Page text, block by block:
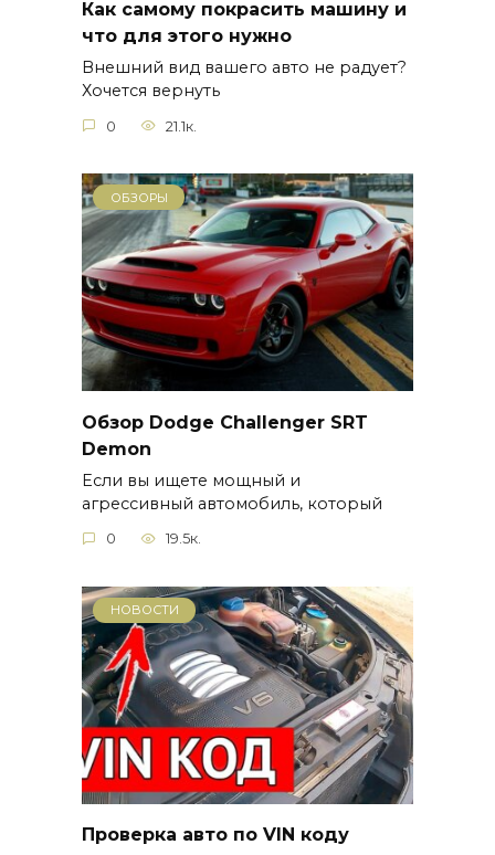
Как самому покрасить машину и
что для этого нужно
Внешний вид вашего авто не радует?
Хочется вернуть
0 21.1к.
ОБЗОРЫ
Обзор Dodge Challenger SRT
Demon
Если вы ищете мощный и
агрессивный автомобиль, который
0 19.5к.
НОВОСТИ
Проверка авто по VIN коду